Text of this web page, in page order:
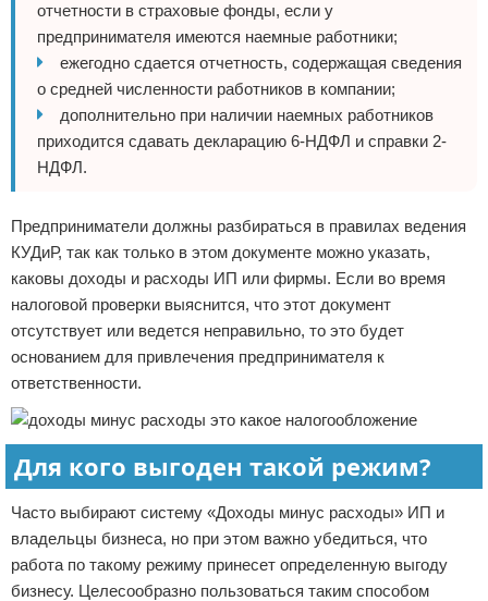
отчетности в страховые фонды, если у
предпринимателя имеются наемные работники;
ежегодно сдается отчетность, содержащая сведения
о средней численности работников в компании;
дополнительно при наличии наемных работников
приходится сдавать декларацию 6-НДФЛ и справки 2-
НДФЛ.
Предприниматели должны разбираться в правилах ведения
КУДиР, так как только в этом документе можно указать,
каковы доходы и расходы ИП или фирмы. Если во время
налоговой проверки выяснится, что этот документ
отсутствует или ведется неправильно, то это будет
основанием для привлечения предпринимателя к
ответственности.
Для кого выгоден такой режим?
Часто выбирают систему «Доходы минус расходы» ИП и
владельцы бизнеса, но при этом важно убедиться, что
работа по такому режиму принесет определенную выгоду
бизнесу. Целесообразно пользоваться таким способом